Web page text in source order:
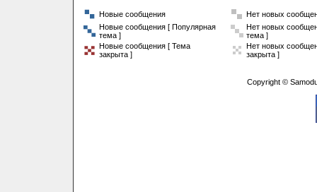
Новые сообщения
Нет новых
Новые сообщения [ Популярная
тема ]
Нет новых
тема ]
Новые сообщения [ Тема
закрыта ]
Нет новых
закрыта ]
Copyright ©